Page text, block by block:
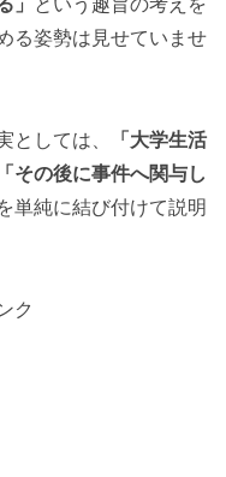
る姿勢は見せていませ
しては、
「大学生活
その後に事件へ関与し
単純に結び付けて説明
ク